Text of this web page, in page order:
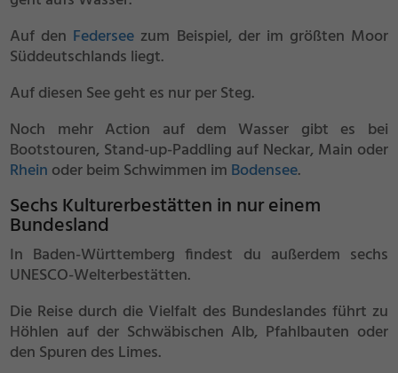
Auf den Federsee zum Beispiel, der im größten Moor
Süddeutschlands liegt.
Auf diesen See geht es nur per Steg.
Noch mehr Action auf dem Wasser gibt es bei
Bootstouren, Stand-up-Paddling auf Neckar, Main oder
Rhein oder beim Schwimmen im Bodensee.
Sechs Kulturerbestätten in nur einem
Bundesland
In Baden-Württemberg findest du außerdem sechs
UNESCO-Welterbestätten.
Die Reise durch die Vielfalt des Bundeslandes führt zu
Höhlen auf der Schwäbischen Alb, Pfahlbauten oder
den Spuren des Limes.